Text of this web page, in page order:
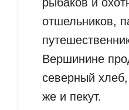
отшельников,
Вершинине
северный
же и пекут.